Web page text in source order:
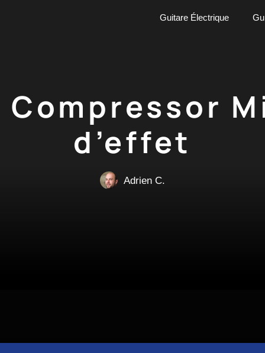
Guitare Électrique
Compressor
d’effet
Adrien C.